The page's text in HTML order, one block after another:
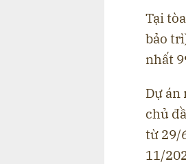
Tại
bảo
nhất
Dự án
chủ
từ 29/
11/